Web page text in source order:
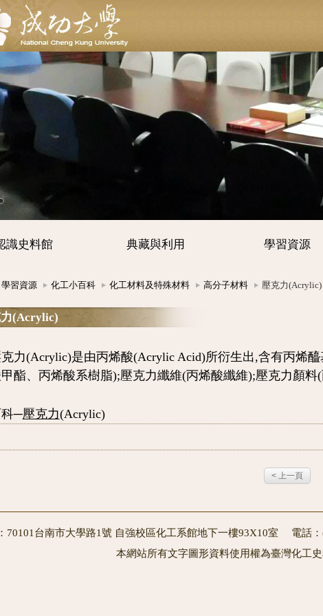
識史料館 典藏與利用 學習資源
學習資源 化工小百科 化工材料及特殊材料 高分子材料 壓克力(Acrylic)
(Acrylic)
(Acrylic)是由丙烯酸(Acrylic Acid)所衍生出,含有丙烯醯
酯、丙烯酸系樹脂);壓克力纖維(丙烯酸纖維);壓克力顏料(
─壓克力(Acrylic)
< 上一頁
70101台南市大學路1號 自強校區化工系館地下一樓93X10室 電話
本網站所有文字圖形資料使用權為臺灣化工